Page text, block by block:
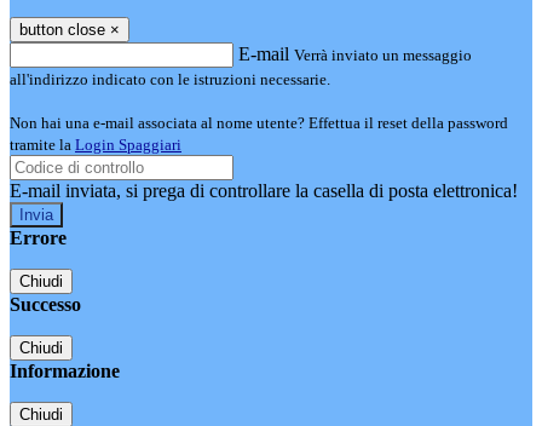
button close ×
E-mail Verrà inviato un messaggio
all'indirizzo indicato con le istruzioni necessarie.
Non hai una e-mail associata al nome utente? Effettua il reset della password
tramite la Login Spaggiari
E-mail inviata, si prega di controllare la casella di posta elettronica!
Errore
Chiudi
Successo
Chiudi
Informazione
Chiudi